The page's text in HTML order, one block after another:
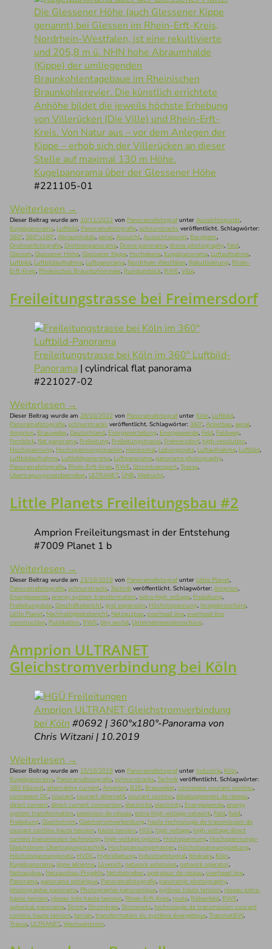
Kugelpanorama über der Glessener Höhe
#221105-01
Weiterlesen →
Dieser Beitrag wurde am 10/11/2022 von Panoramafotografunter Aussichtspunkt,
Kugelpanorama, Luftbild, Panoramafotografie, schnurstracks veröffentlicht. Schlagwörter:
360°, 360°x180°, Abraumhalde, aerial, Aussicht, Aussichtspunkt, Bergheim,
Drohnenfotografie, Drohnenpanorama, Drone panorama, drone photography, Feld,
Glessen, Glessener Höhe, Glessener Kippe, Hochebene, Kugelpanorama, Luftaufnahme,
Luftbild, Luftbildaufnahme, Luftpanorama, Nordrhein-Westfalen, Rekultivierung, Rhein-
Erft-Kreis, Rheinisches Braunkohlerevier, Rundumblick, RWE, Ville.
Freileitungstrasse bei Freimersdorf
Freileitungstrasse bei Köln im 360° Luftbild-
Panorama | cylindrical flat panorama
#221027-02
Weiterlesen →
Dieser Beitrag wurde am 28/10/2022 von Panoramafotografunter Köln, Luftbild,
Panoramafotografie, schnurstracks veröffentlicht. Schlagwörter: 360°, Ackerbau, aerial,
Amprion, Brauweiler, Deutschland, Energieverteilung, Energiewende, Feld, Feldweg,
Fernblick, flat panorama, Freileitung, Freileitungstrasse, Freimersdorf, high-resolution,
Hochspannung, Hochspannungsmasten, Horizontal, Leitungsnetz, Luftaufnahme, Luftbild,
Luftbildaufnahme, Luftbildpanorama, Luftpanorama, panorama photography,
Panoramafotografie, Rhein-Erft-Kreis, RWE, Stromtransport, Trasse,
Übertragungsnetzbetreiber, ULTRANET, ÜNB, Weitsicht.
Little Planets Freileitungsbau #2
Amprion Freileitungsmast in der Entstehung
#7009 Planet 1 b
Weiterlesen →
Dieser Beitrag wurde am 23/10/2019 von Panoramafotografunter Little Planet,
Panoramafotografie, schnurstracks, Technik veröffentlicht. Schlagwörter: Amprion,
Energiewende, energy system transformation, extra-high voltage, Freileitung,
Freileitungsbau, Geschäftsbericht, grid expansion, Höchstspannung, Imagebroschüre,
Little Planet, Nachhaltigkeitsbericht, Netzausbau, overhead line, overhead line
construction, Publikation, RWE, tiny world, Unternehmensbroschüre.
Amprion ULTRANET
Gleichstromverbindung bei Köln
Amprion ULTRANET Gleichstromverbindung
bei Köln #0692 | 360°x180°-Panorama von
Chris Witzani | 10.2019
Weiterlesen →
Dieser Beitrag wurde am 15/10/2019 von Panoramafotografunter Industrie, Köln,
Kugelpanorama, Panoramafotografie, schnurstracks, Technik veröffentlicht. Schlagwörter:
380 Kilovolt, alternating current, Amprion, B2B, Brauweiler, connexion courant continu,
connexion DC, courant, courant alternatif, courant continu, développement de réseau,
direct current, direct current connection, électricité, electricity, Energiewende, energy
system transformation, extension de réseau, extra-high voltage network, Feld, field,
Freileitung, Gleichstrom, Gleichstromverbindung, haute technologie de transmission de
courant continu haute tension, haute tension, HGÜ, high voltage, high-voltage direct
current transmission technology, high-voltage pylons, Hochspannung, Hochspannungs-
Gleichstrom-Übertragungstechnik, Hochspannungsmasten, Höchstspannungsleitung,
Höchstspannungsnetz, HVDC, Hybridleitung, Industriefotograf, itinéraire, Köln,
Kugelpanorama, ligne aérienne, Lövenich, network extension, network operator,
Netzausbau, Netzausbau-Projekte, Netzbetreiber, opérateur de réseau, overhead line,
Panorama, panorama sphérique, Panoramafotografie, panoramic photography,
photographie panorama, Photographie panoramique, pylônes haute tension, réseau extra-
haute tension, réseau très haute tension, Rhein-Erft-Kreis, route, Rübenfeld, RWE,
spherical panorama, Strom, Stromkreis, Stromnetz, technologie de transmission courant
continu haute tension, terrain, transformation du système énergétique, TransnetBW,
Trasse, ULTRANET, Wechselstrom.